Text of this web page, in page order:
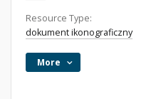
Resource Type:
dokument ikonograficzny
More